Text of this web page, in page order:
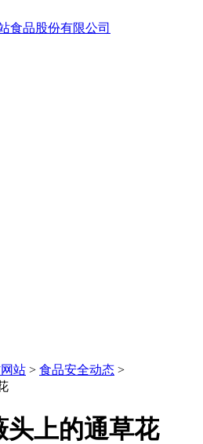
站 > 食品安全动态 >
头上的通草花